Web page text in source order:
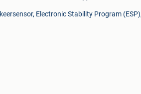
Electronic Stability Program